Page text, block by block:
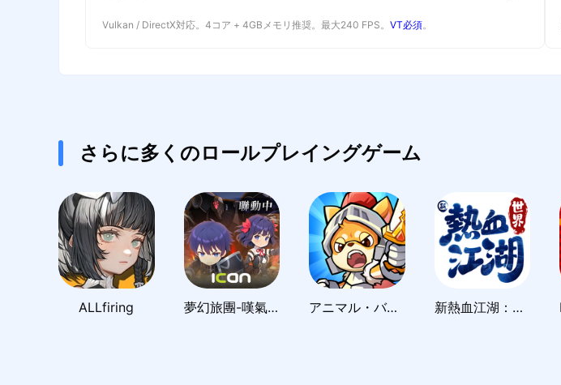
Vulkan / DirectX対応。4コア + 4GBメモリ推奨。最大240 FPS。 VT必須。
さらに多くのロールプレイングゲーム
ALLfiring 夢幻旅團-嘆氣的亡靈想隱退聯動 アニマル・バスターズ 新熱血江湖：世界